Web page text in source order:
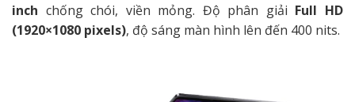
inch chống chói, viền mỏng. Độ phân giải Full HD
(1920×1080 pixels), độ sáng màn hình lên đến 400 nits.